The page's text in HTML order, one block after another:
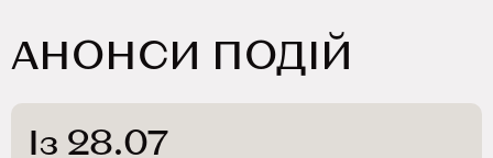
АНОНСИ ПОДІЙ
Із 28.07